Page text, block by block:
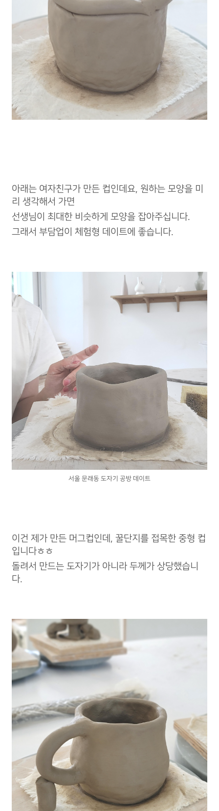
아래는 여자친구가 만든 컵인데요, 원하는 모양을 미
리 생각해서 가면
선생님이 최대한 비슷하게 모양을 잡아주십니다.
그래서 부담업이 체험형 데이트에 좋습니다.
서울 문래동 도자기 공방 데이트
이건 제가 만든 머그컵인데, 꿀단지를 접목한 중형 컵
입니다ㅎㅎ
돌려서 만드는 도자기가 아니라 두께가 상당했습니
다.